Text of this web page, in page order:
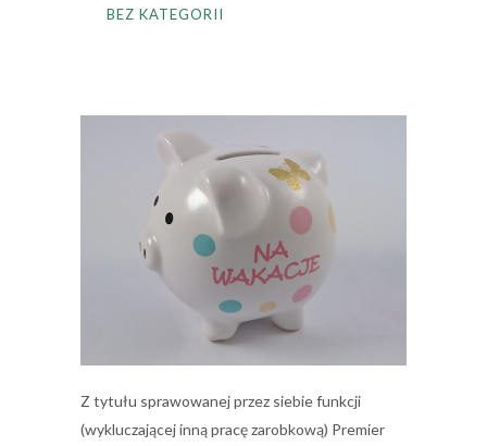
BEZ KATEGORII
Z tytułu sprawowanej przez siebie funkcji
(wykluczającej inną pracę zarobkową) Premier